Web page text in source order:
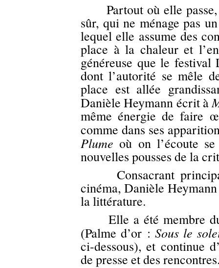
Partout où elle passe,
sûr, qui ne ménage pas
lequel elle assume des
place à la chaleur et
généreuse que le
dont l’autorité se mêle
place est allée
Danièle Heymann écrit à
même énergie de faire
comme dans ses
Plume où on l’écoute
nouvelles pousses de la
Consacrant
cinéma, Danièle
la littérature.
Elle a été membre du
(Palme d’or :Sous le
ci-dessous), et continue
de presse et des